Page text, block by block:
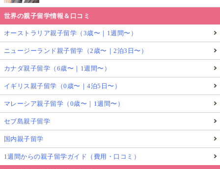
世界の親子留学情報＆口コミ
オーストラリア親子留学（3歳〜｜1週間〜）
ニュージーランド親子留学（2歳〜｜2泊3日〜）
カナダ親子留学（6歳〜｜1週間〜）
イギリス親子留学（0歳〜｜4泊5日〜）
マレーシア親子留学（0歳〜｜1週間〜）
セブ島親子留学
国内親子留学
1週間からの親子留学ガイド（費用・口コミ）